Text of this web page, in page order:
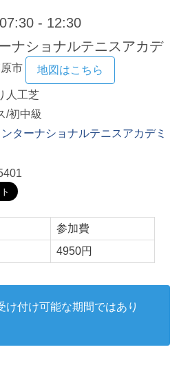
- 12:30
ナショナルテニスアカデ
市 地図はこちら
人工芝
/初中級
ターナショナルテニスアカデミ
参加費
4950円
け付け可能な期間ではあり